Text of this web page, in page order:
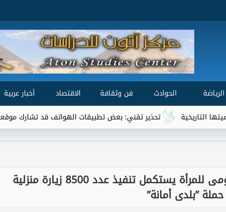
الرياضة الحوادث فن وثقافة الاقتصاد أخبار عربية
تحذير تقني: بعض تطبيقات الهواتف قد تشارك موقعك
برعاية محافظ أسوان .. المجلس القومى للمرأة يستكمل تنفيذ عدد 8500 زيارة منزلية
”بلدى أمانة”